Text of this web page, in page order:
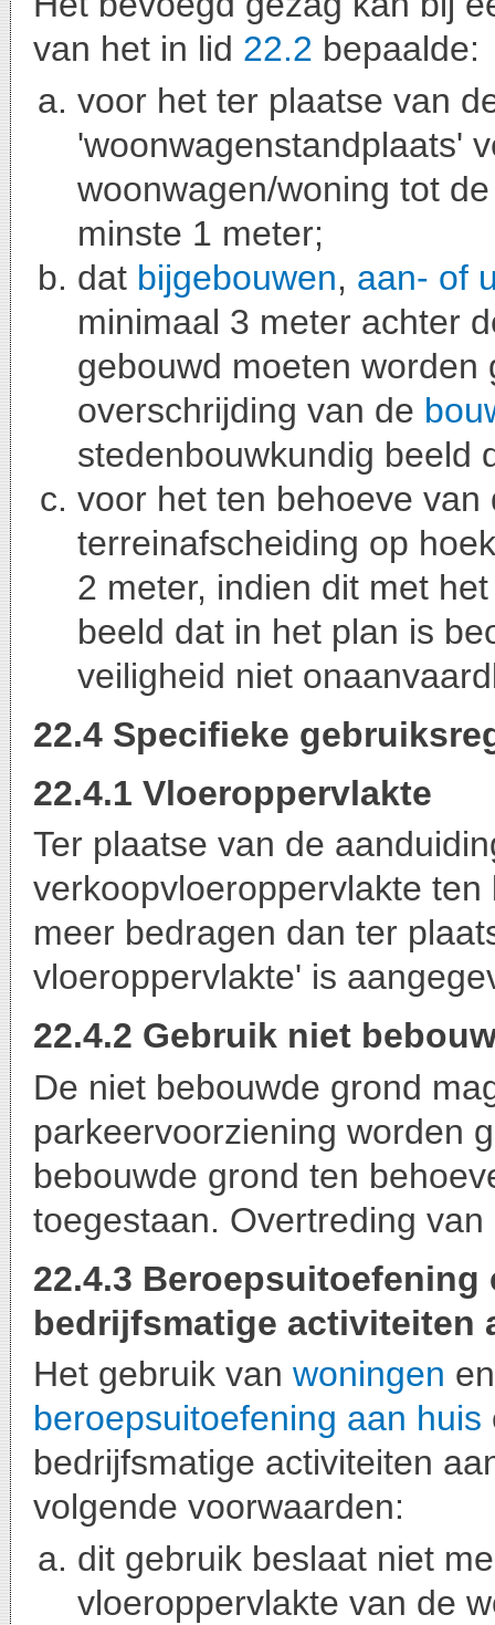
van het in lid 22.2 bepaalde:
voor het ter plaatse van
'woonwagenstandplaats'
woonwagen/woning tot
minste 1 meter;
dat bijgebouwen, aan- of
minimaal 3 meter achter
gebouwd moeten
overschrijding van de
stedenbouwkundig beeld
voor het ten behoeve
terreinafscheiding op
2 meter, indien dit met
beeld dat in het plan is
veiligheid niet
22.4 Specifieke
22.4.1 Vloeroppervlakte
Ter plaatse van de
verkoopvloeroppervlakte
meer bedragen dan ter
vloeroppervlakte' is
22.4.2 Gebruik niet
De niet bebouwde grond
parkeervoorziening worden
bebouwde grond ten
toegestaan. Overtreding
22.4.3
bedrijfsmatige activiteiten
Het gebruik van woningen
beroepsuitoefening aan huis
bedrijfsmatige activiteiten
volgende voorwaarden:
dit gebruik beslaat niet
vloeroppervlakte van de